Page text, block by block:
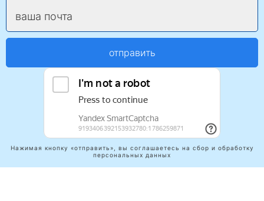
ваша почта
отправить
Нажимая кнопку «отправить», вы соглашаетесь на сбор и обработку
персональных данных